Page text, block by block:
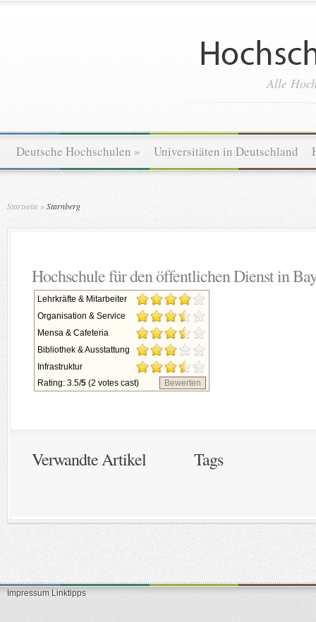
Alle
Deutsche Hochschulen » Universitäten in Deutschland
Startseite »Starnberg
Hochschule für den öffentlichen Dienst in
Lehrkräfte & Mitarbeiter
Organisation & Service
Mensa & Cafeteria
Bibliothek & Ausstattung
Infrastruktur
Rating: 3.5/5 (2 votes cast) Bewerten
Verwandte Artikel Tags
Impressum Linktipps